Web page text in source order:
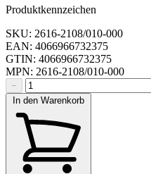
Produktkennzeichen
SKU: 2616-2108/010-000
EAN: 4066966732375
GTIN: 4066966732375
MPN: 2616-2108/010-000
−
In den Warenkorb